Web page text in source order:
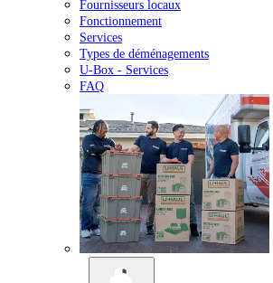
Fournisseurs locaux
Fonctionnement
Services
Types de déménagements
U-Box - Services
FAQ